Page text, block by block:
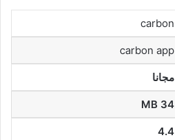
carbon
carbon app
مجانا
34 MB
4.4